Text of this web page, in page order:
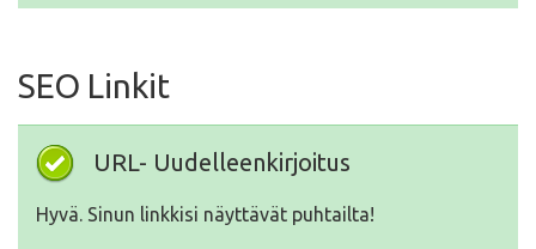
SEO Linkit
URL- Uudelleenkirjoitus
Hyvä. Sinun linkkisi näyttävät puhtailta!